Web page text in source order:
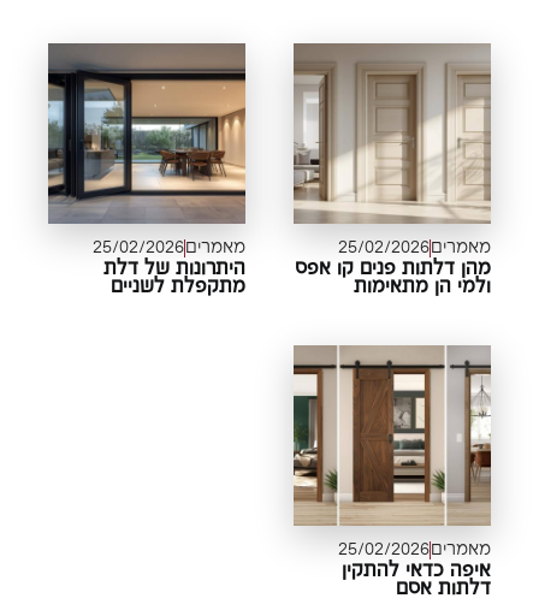
מאמרים25/02/2026
מהן דלתות פנים קו אפס
ולמי הן מתאימות
מאמרים25/02/2026
היתרונות של דלת
מתקפלת לשניים
מאמרים25/02/2026
איפה כדאי להתקין
דלתות אסם